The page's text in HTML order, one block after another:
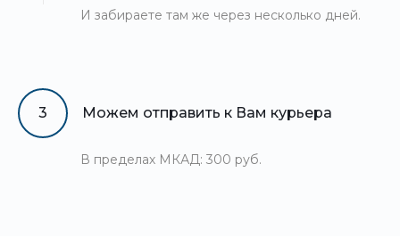
И забираете там же через несколько дней.
3 Можем отправить к Вам курьера
В пределах МКАД: 300 руб.